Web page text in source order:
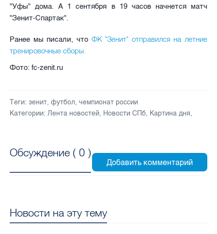
"Уфы" дома. А 1 сентября в 19 часов начнется матч
"Зенит-Спартак".
Ранее мы писали, что ФК "Зенит" отправился на летние
тренировочные сборы.
Фото: fc-zenit.ru
Теги: зенит, футбол, чемпионат россии
Категории: Лента новостей, Новости СПб, Картина дня,
Обсуждение ( 0 )
Новости на эту тему